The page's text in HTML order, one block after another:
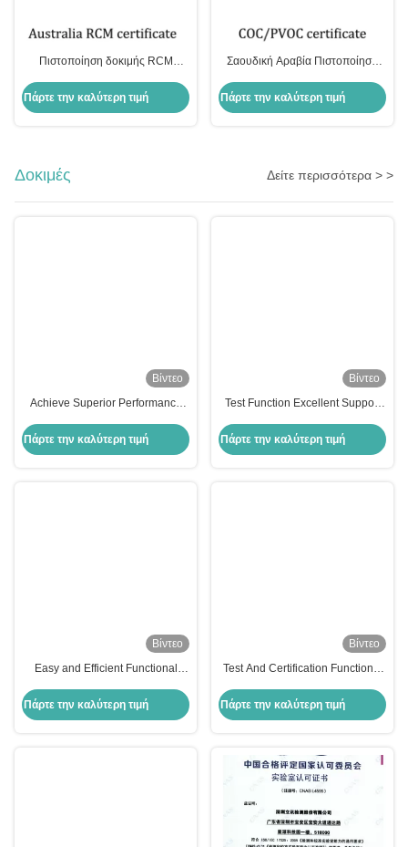
Πιστοποίηση δοκιμής RCM
Πάρτε την καλύτερη τιμή
Σαουδική Αραβία Πιστοποίηση
Μέσης Ανατολής
Πάρτε την καλύτερη τιμή
Δοκιμές Δείτε περισσότερα > >
Βίντεο
Achieve Superior Performance
Πάρτε την καλύτερη τιμή
Βίντεο
Test Function Excellent Support
Πάρτε την καλύτερη τιμή
Βίντεο
Easy and Efficient Functional
Assurance
Πάρτε την καλύτερη τιμή
Βίντεο
Test And Certification Functional
Πάρτε την καλύτερη τιμή